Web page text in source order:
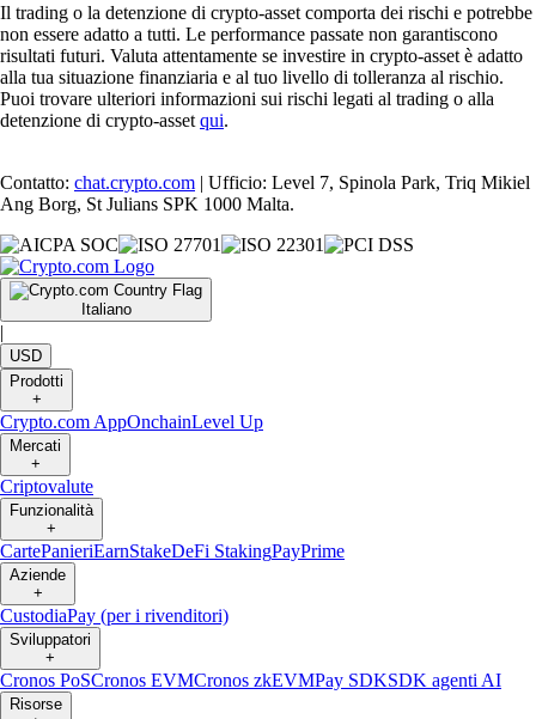
Il trading o la detenzione di crypto-asset comporta dei rischi e potrebbe
non essere adatto a tutti. Le performance passate non garantiscono
risultati futuri. Valuta attentamente se investire in crypto-asset è adatto
alla tua situazione finanziaria e al tuo livello di tolleranza al rischio.
Puoi trovare ulteriori informazioni sui rischi legati al trading o alla
detenzione di crypto-asset qui.
Contatto: chat.crypto.com | Ufficio: Level 7, Spinola Park, Triq Mikiel
Ang Borg, St Julians SPK 1000 Malta.
Italiano
|
USD
Prodotti
+
Crypto.com AppOnchainLevel Up
Mercati
+
Criptovalute
Funzionalità
+
CartePanieriEarnStakeDeFi StakingPayPrime
Aziende
+
CustodiaPay (per i rivenditori)
Sviluppatori
+
Cronos PoSCronos EVMCronos zkEVMPay SDKSDK agenti AI
Risorse